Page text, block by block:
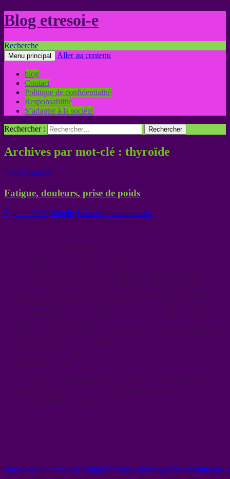
Blog etresoi-e
Recherche
Menu principal Aller au contenu
blog
Contact
Politique de confidentialité
Responsabilité
S’adapter à la société
Rechercher :
Archives par mot-clé : thyroïde
Santé/bien-être
Fatigue, douleurs, prise de poids
5 juillet 2026 Mabelle Laisser un commentaire
cardiovasculairecholestéroldiabèteénergieenviesglycémieinsuline